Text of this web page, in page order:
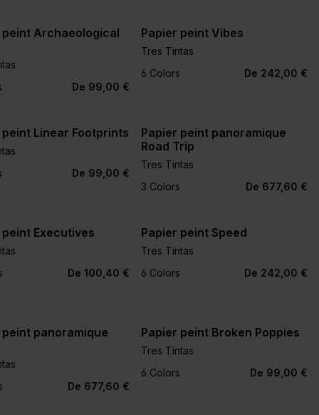
peint Archaeological
De 99,00 €
+2
Papier peint Vibes
Tres Tintas
6 Colors
De 242,00 €
+2
peint Linear Footprints
De 99,00 €
Papier peint panoramique
Road Trip
Tres Tintas
3 Colors
De 677,60 €
+4
peint Executives
De 100,40 € +2
Papier peint Speed
Tres Tintas
6 Colors
De 242,00 €
peint panoramique
De 677,60 €
+2
Papier peint Broken Poppies
Tres Tintas
6 Colors
De 99,00 €